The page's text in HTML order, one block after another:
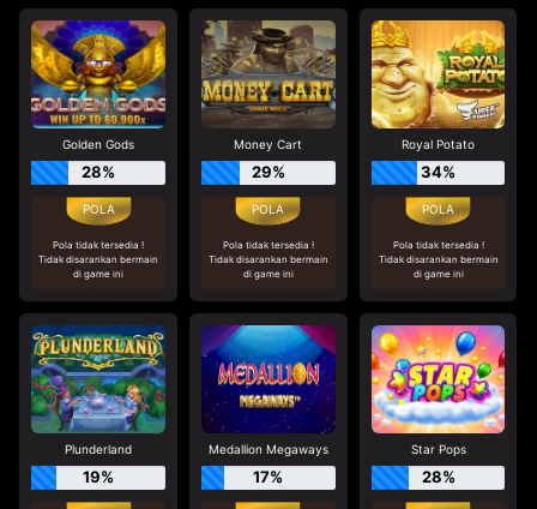
Golden Gods
28%
Pola tidak tersedia !
Tidak disarankan bermain
di game ini
Money Cart
29%
Pola tidak tersedia !
Tidak disarankan bermain
di game ini
Royal Potato
34%
Pola tidak tersedia !
Tidak disarankan bermain
di game ini
Plunderland
19%
Medallion Megaways
17%
Star Pops
28%